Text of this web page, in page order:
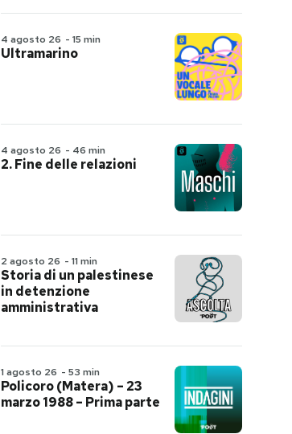
4 agosto 26 - 15 min
Ultramarino
4 agosto 26 - 46 min
2. Fine delle relazioni
2 agosto 26 - 11 min
Storia di un palestinese
in detenzione
amministrativa
1 agosto 26 - 53 min
Policoro (Matera) – 23
marzo 1988 – Prima parte